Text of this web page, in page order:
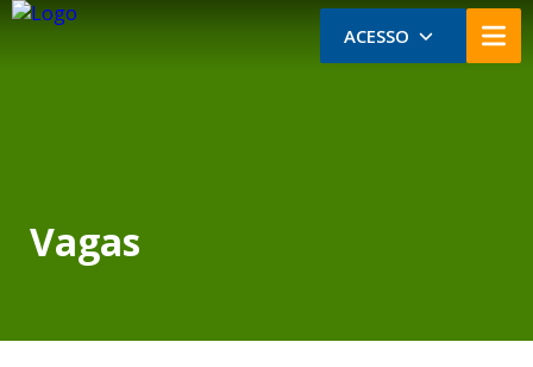
ACESSO
Vagas